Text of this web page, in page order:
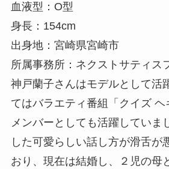
血液型：O型
身長：154cm
出身地：宮崎県宮崎市
所属事務所：ネクストサティス
神戸蘭子さんはモデルとして活
てはバラエティ番組「クイズ
メンバーとしても活躍していま
した可愛らしい話し方が滑舌が
おり、現在は結婚し、２児の母